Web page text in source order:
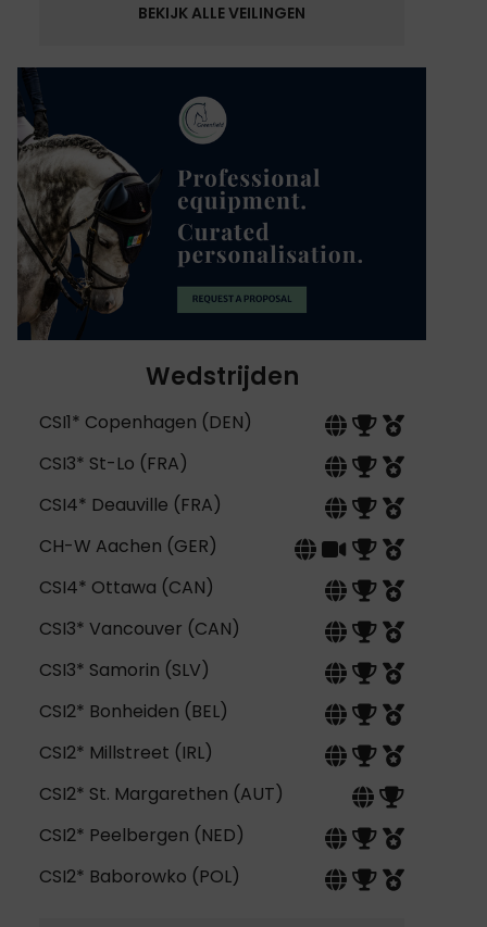
BEKIJK ALLE VEILINGEN
Wedstrijden
CSI1* Copenhagen (DEN)
CSI3* St-Lo (FRA)
CSI4* Deauville (FRA)
CH-W Aachen (GER)
CSI4* Ottawa (CAN)
CSI3* Vancouver (CAN)
CSI3* Samorin (SLV)
CSI2* Bonheiden (BEL)
CSI2* Millstreet (IRL)
CSI2* St. Margarethen (AUT)
CSI2* Peelbergen (NED)
CSI2* Baborowko (POL)